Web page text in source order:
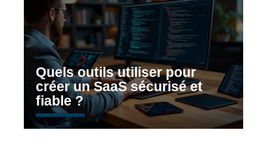
Quels outils utiliser pour
créer un SaaS sécurisé et
fiable ?